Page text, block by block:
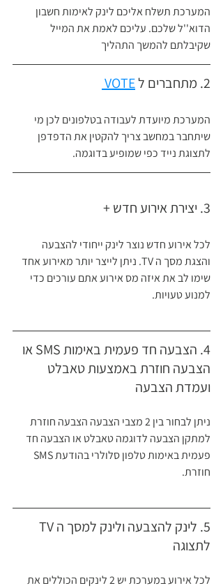
המערכת תשלח אליכם לינק לאימות חשבון
הדוא''ל שלכם. עליכם לאמת את המייל
שקיבלתם להמשך התהליך
2. מתחברים ל VOTE
המערכת מיועדת לעבודה בטלפונים לכן מי
שיתחבר במחשב צריך להקטין את הדפדפן
לתצוגת נייד כפי שמופיע בדוגמה.
3. יצירת אירוע חדש +
לכל אירוע חדש נוצר לינק ייחודי להצבעה
והצגת מסך ה TV. ניתן לייצר יותר מאירוע אחד
שימו לב את איזה מס אירוע אתם עורכים כדי
למנוע טעויות.
4. הצבעה חד פעמית באימות SMS או
הצבעה חוזרת באמצעות טאבלט
ועמדת הצבעה
ניתן לבחור בין 2 מצבי הצבעה הצבעה חוזרת
למתקן הצבעה לדוגמה טאבלט או הצבעה חד
חוזרת.
לתצוגה
לכל אירוע במערכת יש 2 לינקים
הכוללים את